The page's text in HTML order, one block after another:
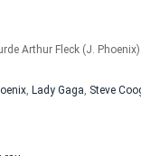
Arthur Fleck (J.
, Lady Gaga, Steve